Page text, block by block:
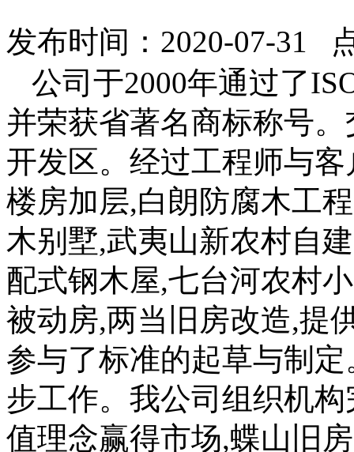
发布时间：2020-07-31
公司于2000年通过了
并荣获省著名商标称号
开发区。经过工程师与
楼房加层,白朗防腐木工
木别墅,武夷山新农村自
配式钢木屋,七台河农村
被动房,两当旧房改造,提
参与了标准的起草与制
步工作。我公司组织机
值理念赢得市场,蝶山旧